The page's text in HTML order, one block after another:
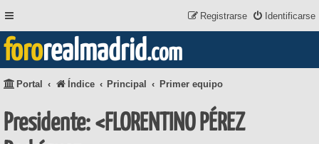
Identificarse
Registrarse
fororealmadrid.com
Portal Índice Principal Primer equipo
Presidente: <FLORENTINO PÉREZ